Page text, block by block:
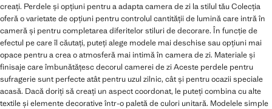
creați. Perdele și opțiuni pentru a adapta camera de zi la stilul tău Colecția
oferă o varietate de opțiuni pentru controlul cantității de lumină care intră în
cameră și pentru completarea diferitelor stiluri de decorare. În funcție de
efectul pe care îl căutați, puteți alege modele mai deschise sau opțiuni mai
opace pentru a crea o atmosferă mai intimă în camera de zi. Materiale și
finisaje care îmbunătățesc decorul camerei de zi Aceste perdele pentru
sufragerie sunt perfecte atât pentru uzul zilnic, cât și pentru ocazii speciale
acasă. Dacă doriți să creați un aspect coordonat, le puteți combina cu alte
textile și elemente decorative într-o paletă de culori unitară. Modelele simple